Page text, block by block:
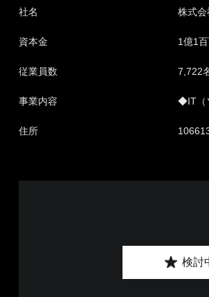
社名 株式
資本金 1億1
従業員数 7,722
事業内容 ◆IT（
住所
検討